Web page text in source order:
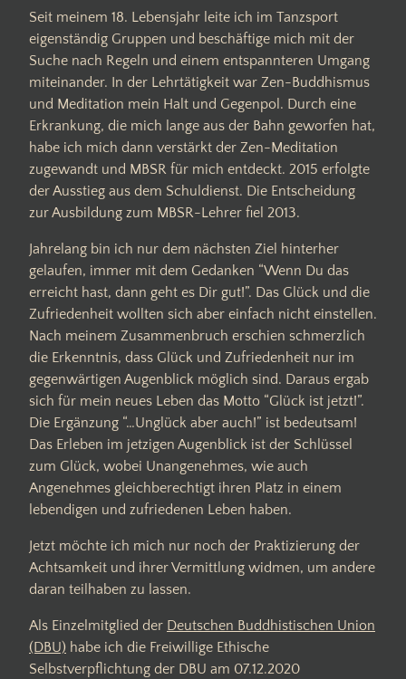
Seit meinem 18. Lebensjahr leite ich im Tanzsport
eigenständig Gruppen und beschäftige mich mit der
Suche nach Regeln und einem entspannteren Umgang
miteinander. In der Lehrtätigkeit war Zen-Buddhismus
und Meditation mein Halt und Gegenpol. Durch eine
Erkrankung, die mich lange aus der Bahn geworfen hat,
habe ich mich dann verstärkt der Zen-Meditation
zugewandt und MBSR für mich entdeckt. 2015 erfolgte
der Ausstieg aus dem Schuldienst. Die Entscheidung
zur Ausbildung zum MBSR-Lehrer fiel 2013.
Jahrelang bin ich nur dem nächsten Ziel hinterher
gelaufen, immer mit dem Gedanken “Wenn Du das
erreicht hast, dann geht es Dir gut!”. Das Glück und die
Zufriedenheit wollten sich aber einfach nicht einstellen.
Nach meinem Zusammenbruch erschien schmerzlich
die Erkenntnis, dass Glück und Zufriedenheit nur im
gegenwärtigen Augenblick möglich sind. Daraus ergab
sich für mein neues Leben das Motto “Glück ist jetzt!”.
Die Ergänzung “…Unglück aber auch!” ist bedeutsam!
Das Erleben im jetzigen Augenblick ist der Schlüssel
zum Glück, wobei Unangenehmes, wie auch
Angenehmes gleichberechtigt ihren Platz in einem
lebendigen und zufriedenen Leben haben.
Jetzt möchte ich mich nur noch der Praktizierung der
Achtsamkeit und ihrer Vermittlung widmen, um andere
daran teilhaben zu lassen.
Als Einzelmitglied der Deutschen Buddhistischen Union
(DBU) habe ich die Freiwillige Ethische
Selbstverpflichtung der DBU am 07.12.2020